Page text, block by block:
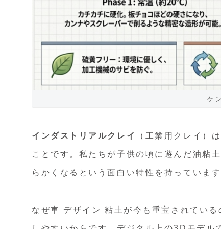
ケ
インダストリアルクレイ （工業用クレイ）
ことです。私たちが子供の頃に遊んだ油粘
らかくなるという面白い特性を持っています
なぜ車 デザイン 粘土が今も重宝されている